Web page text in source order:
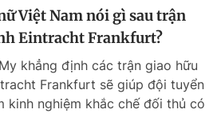
Việt Nam nói gì sau trận
Eintracht Frankfurt?
khẳng định các trận giao hữu
Frankfurt sẽ giúp đội tuyển
kinh nghiệm khắc chế đối thủ có